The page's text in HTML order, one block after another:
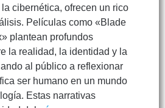
cibernética, ofrecen un rico
Películas como «Blade
plantean profundos
la realidad, la identidad y la
al público a reflexionar
ser humano en un mundo
Estas narrativas